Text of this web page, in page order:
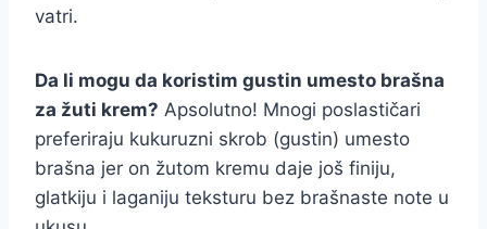
vatri.
Da li mogu da koristim gustin umesto brašna
za žuti krem? Apsolutno! Mnogi poslastičari
preferiraju kukuruzni skrob (gustin) umesto
brašna jer on žutom kremu daje još finiju,
glatkiju i laganiju teksturu bez brašnaste note u